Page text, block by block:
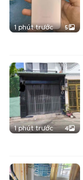
1 phút trước 5
1 phút trước 4